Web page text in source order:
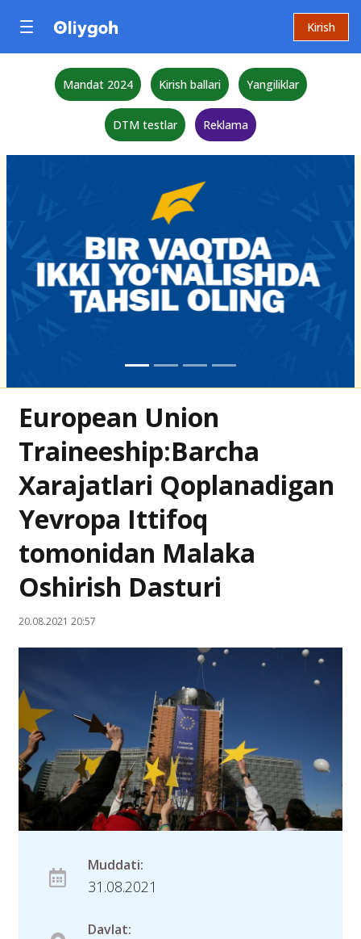
Kirish
Mandat 2024 Kirish ballari Yangiliklar
DTM testlar Reklama
European Union
Traineeship:Barcha
Xarajatlari Qoplanadigan
Yevropa Ittifoq
tomonidan Malaka
Oshirish Dasturi
20.08.2021 20:57
Muddati:
31.08.2021
Davlat: